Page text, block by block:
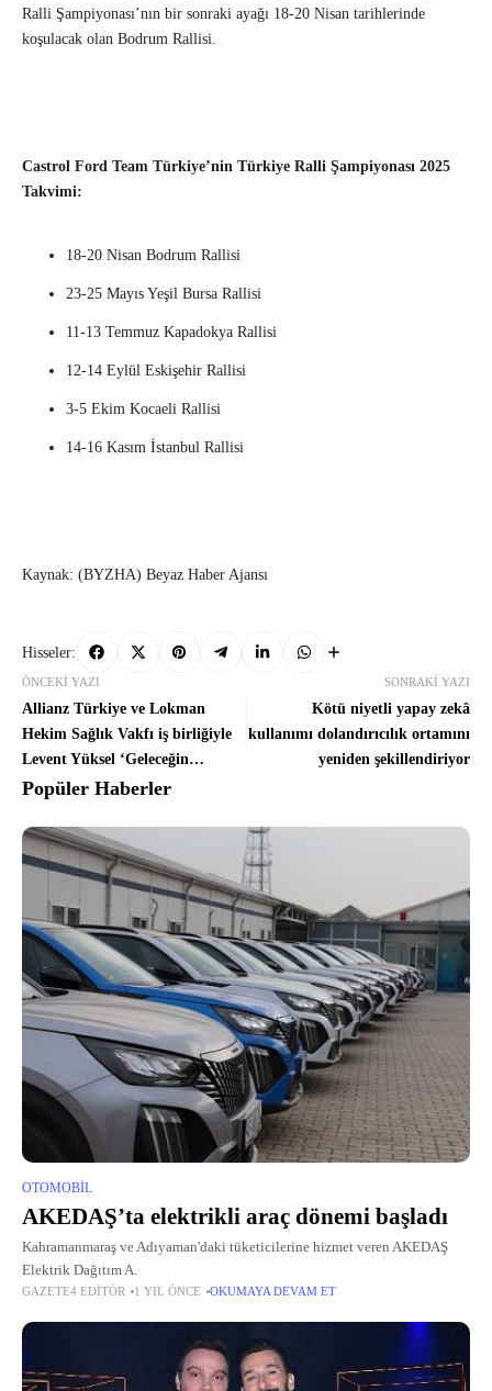
Ralli Şampiyonası’nın bir sonraki ayağı 18-20 Nisan tarihlerinde
koşulacak olan Bodrum Rallisi.
Castrol Ford Team Türkiye’nin Türkiye Ralli Şampiyonası 2025
Takvimi:
18-20 Nisan Bodrum Rallisi
23-25 Mayıs Yeşil Bursa Rallisi
11-13 Temmuz Kapadokya Rallisi
12-14 Eylül Eskişehir Rallisi
3-5 Ekim Kocaeli Rallisi
14-16 Kasım İstanbul Rallisi
Kaynak: (BYZHA) Beyaz Haber Ajansı
Hisseler:
ÖNCEKI YAZI
Allianz Türkiye ve Lokman
Hekim Sağlık Vakfı iş birliğiyle
Levent Yüksel ‘Geleceğin
Hekimleri’ için sahnedeydi
SONRAKI YAZI
Kötü niyetli yapay zekâ
kullanımı dolandırıcılık ortamını
yeniden şekillendiriyor
Popüler Haberler
OTOMOBIL
AKEDAŞ’ta elektrikli araç dönemi başladı
Kahramanmaraş ve Adıyaman'daki tüketicilerine hizmet veren AKEDAŞ
Elektrik Dağıtım A.
GAZETE4 EDITÖR 1 YIL ÖNCE OKUMAYA DEVAM ET